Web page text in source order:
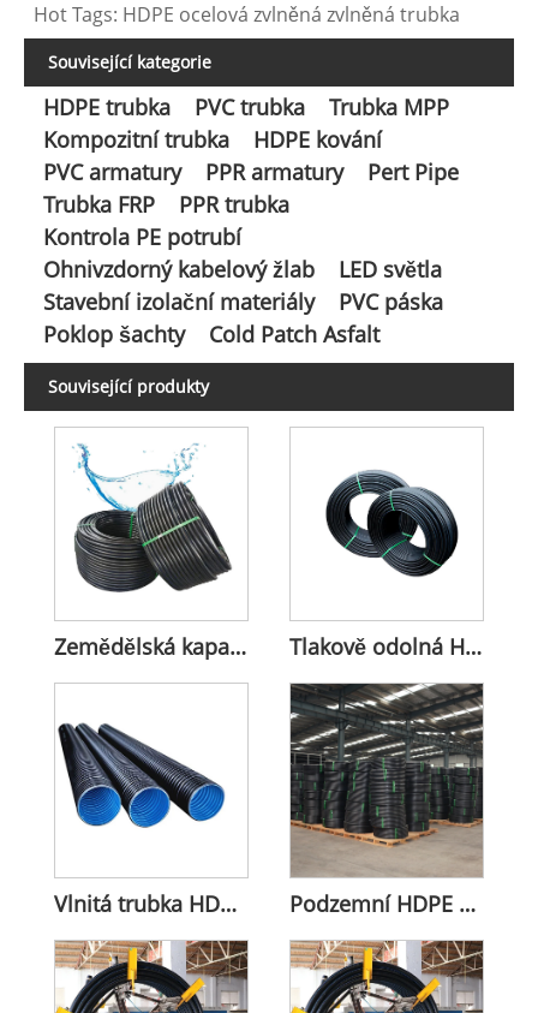
Hot Tags: HDPE ocelová zvlněná zvlněná trubka
Související kategorie
HDPE trubka PVC trubka
Trubka MPP
Kompozitní trubka
HDPE kování
PVC armatury
PPR armatury
Pert Pipe
Trubka FRP
PPR trubka
Kontrola PE potrubí
Ohnivzdorný kabelový žlab
LED světla
Stavební izolační materiály
PVC páska
Poklop šachty
Cold Patch Asfalt
Související produkty
Zemědělská kapací závlaha HDPE potrubí Tlakově odolná HDPE trubka
Vlnitá trubka HDPE DW Podzemní HDPE napájecí komunikační vedení